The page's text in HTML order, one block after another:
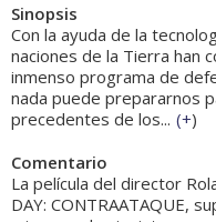
Sinopsis
Con la ayuda de la
naciones de la Tierra han
inmenso programa de
nada puede prepararnos
precedentes de los... (+)
Comentario
La película del director
DAY: CONTRAATAQUE,